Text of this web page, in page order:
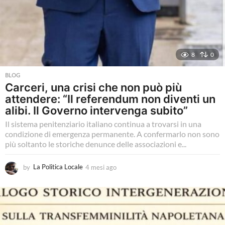
8 0
BLOG
Carceri, una crisi che non può più
attendere: “Il referendum non diventi un
alibi. Il Governo intervenga subito”
Il sistema penitenziario italiano continua a trovarsi in una
condizione di emergenza permanente. A confermarlo non sono
più soltanto le storiche denunce delle associazioni e...
by La Politica Locale 4 mesi ago
e
s
i
a